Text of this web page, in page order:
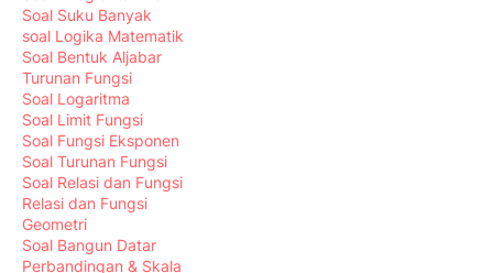
Soal Suku Banyak
soal Logika Matematik
Soal Bentuk Aljabar
Turunan Fungsi
Soal Logaritma
Soal Limit Fungsi
Soal Fungsi Eksponen
Soal Turunan Fungsi
Soal Relasi dan Fungsi
Relasi dan Fungsi
Geometri
Soal Bangun Datar
Perbandingan & Skala